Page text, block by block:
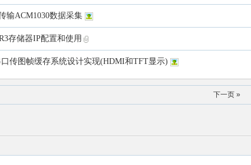
输ACM1030数据采集
存储器IP配置和使用
口传图帧缓存系统设计实现(HDMI和TFT显示)
下一页 »